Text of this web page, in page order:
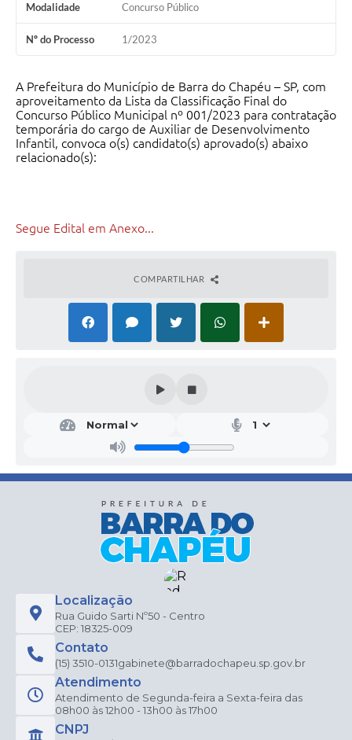
Modalidade Concurso Público
Nº do Processo 1/2023
A Prefeitura do Município de Barra do Chapéu – SP, com
aproveitamento da Lista da Classificação Final do
Concurso Público Municipal nº 001/2023 para contratação
temporária do cargo de Auxiliar de Desenvolvimento
Infantil, convoca o(s) candidato(s) aprovado(s) abaixo
relacionado(s):
Segue Edital em Anexo...
COMPARTILHAR
Localização
Rua Guido Sarti Nº50 - Centro
CEP: 18325-009
Contato
(15) 3510-0131gabinete@barradochapeu.sp.gov.br
Atendimento
Atendimento de Segunda-feira a Sexta-feira das
08h00 às 12h00 - 13h00 às 17h00
CNPJ